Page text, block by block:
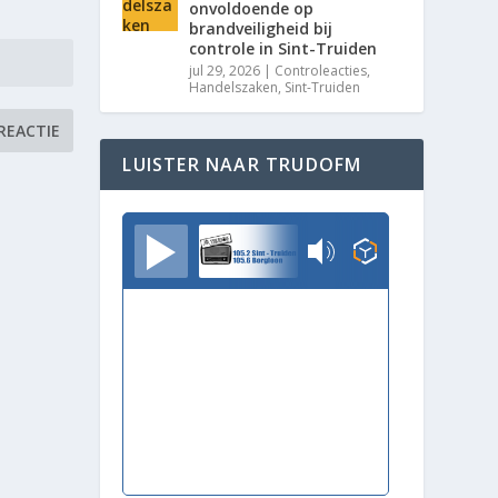
onvoldoende op
brandveiligheid bij
controle in Sint-Truiden
jul 29, 2026 | Controleacties,
Handelszaken, Sint-Truiden
LUISTER NAAR TRUDOFM
TrudoFM